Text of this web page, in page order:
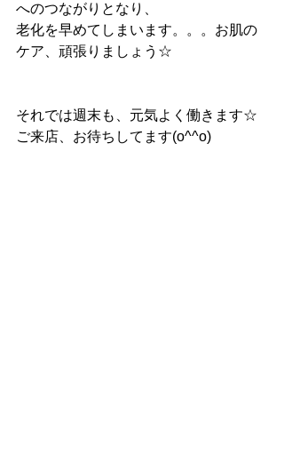
へのつながりとなり、
老化を早めてしまいます。。。お肌の
ケア、頑張りましょう☆
それでは週末も、元気よく働きます☆
ご来店、お待ちしてます(o^^o)